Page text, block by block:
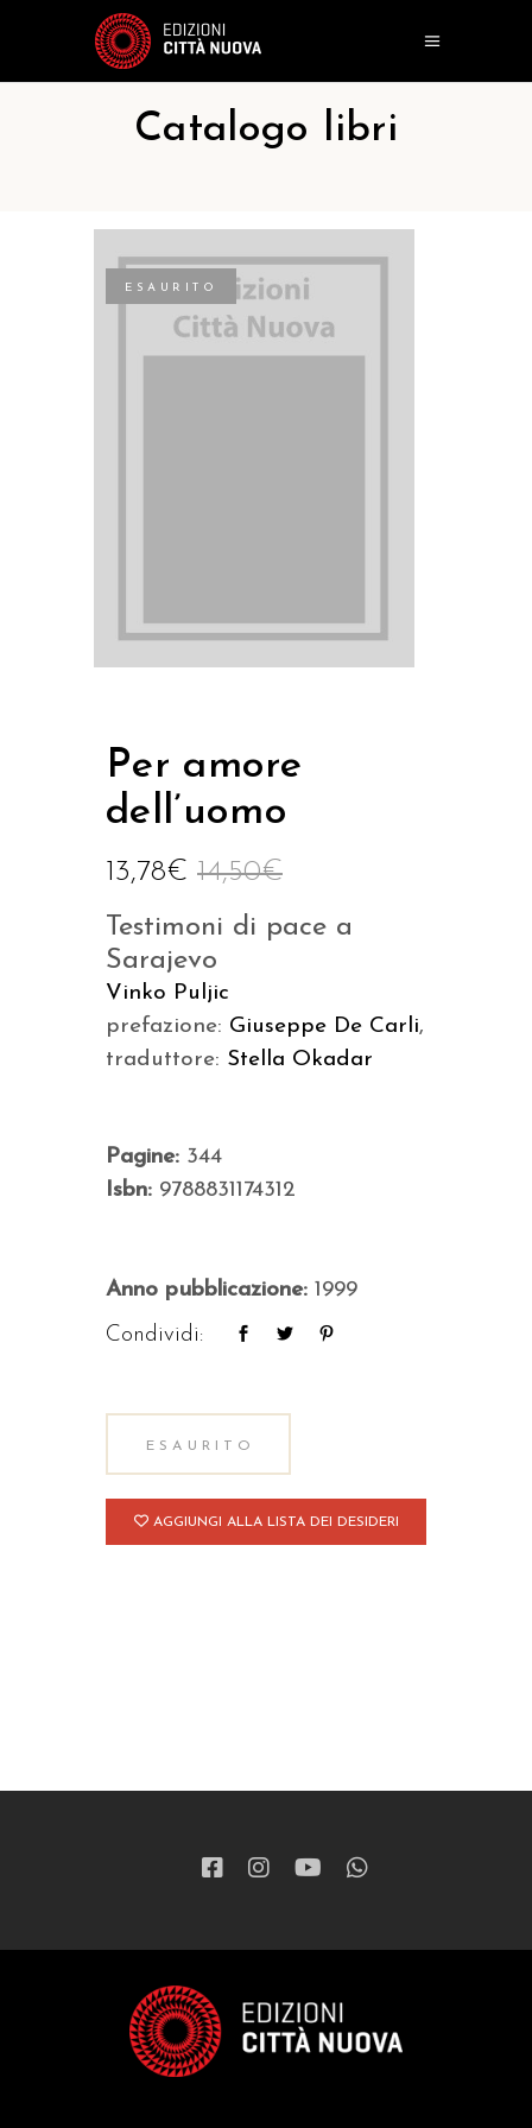
Catalogo libri
ESAURITO
Per amore
dell’uomo
14,50€
13,78€
Testimoni di pace a
Sarajevo
Vinko Puljic
prefazione: Giuseppe De Carli,
traduttore: Stella Okadar
Pagine: 344
Isbn: 9788831174312
Anno pubblicazione: 1999
Condividi:
ESAURITO
AGGIUNGI ALLA LISTA DEI DESIDERI